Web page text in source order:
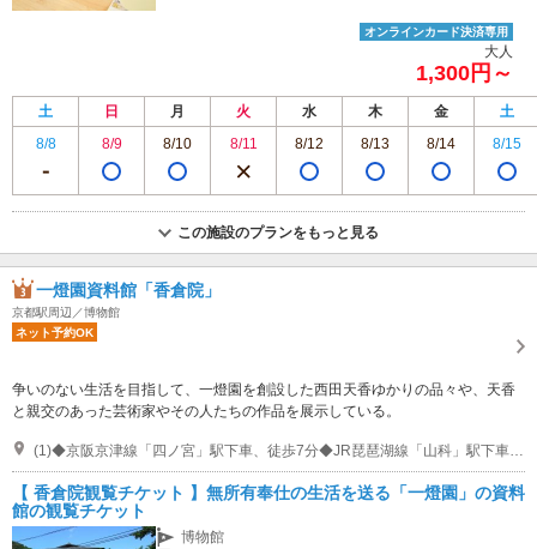
オンラインカード決済専用
大人
1,300円～
土 日 月 火 水 木 金
土
8/8
8/9 8/10 8/11 8/12 8/13 8/14 8/15
この施設のプランをもっと見る
一燈園資料館「香倉院」
京都駅周辺／博物館
ネット予約OK
争いのない生活を目指して、一燈園を創設した西田天香ゆかりの品々や、天香
と親交のあった芸術家やその人たちの作品を展示している。
(1)◆京阪京津線「四ノ宮」駅下車、徒歩7分◆JR琵琶湖線「山科」駅下車、徒歩20分◆地下鉄東西線「山科」駅下車、徒歩20分（琵琶湖疏水端）
【 香倉院観覧チケット 】無所有奉仕の生活を送る「一燈園」の資料
館の観覧チケット
博物館